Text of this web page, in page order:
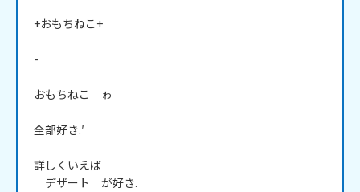
+おもちねこ+
-
おもちねこ　ゎ
全部好き.′
詳しくいえば
デザート　が好き.